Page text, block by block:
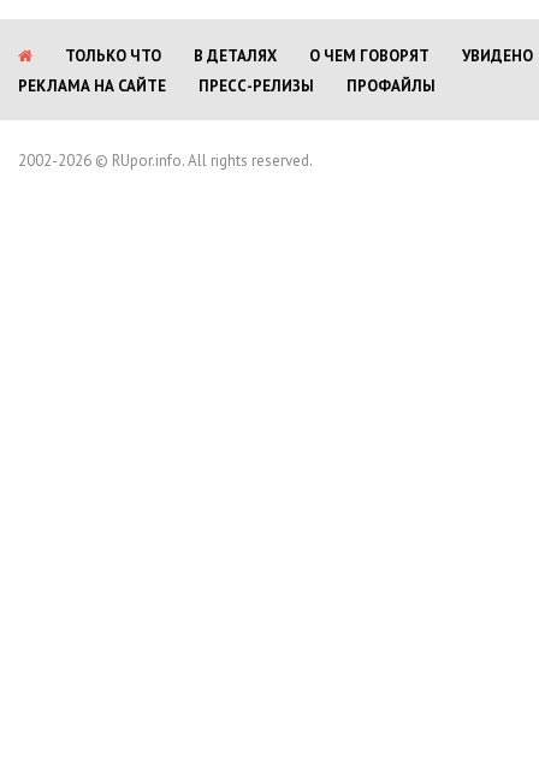
ТОЛЬКО ЧТО В ДЕТАЛЯХ О ЧЕМ ГОВОРЯТ
УВИДЕНО
РЕКЛАМА НА САЙТЕ
ПРЕСС-РЕЛИЗЫ ПРОФАЙЛЫ
2002-2026 © RUpor.info. All rights reserved.